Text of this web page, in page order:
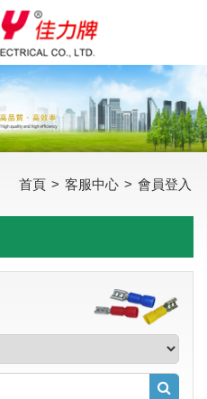
首頁 > 客服中心 > 會員登入